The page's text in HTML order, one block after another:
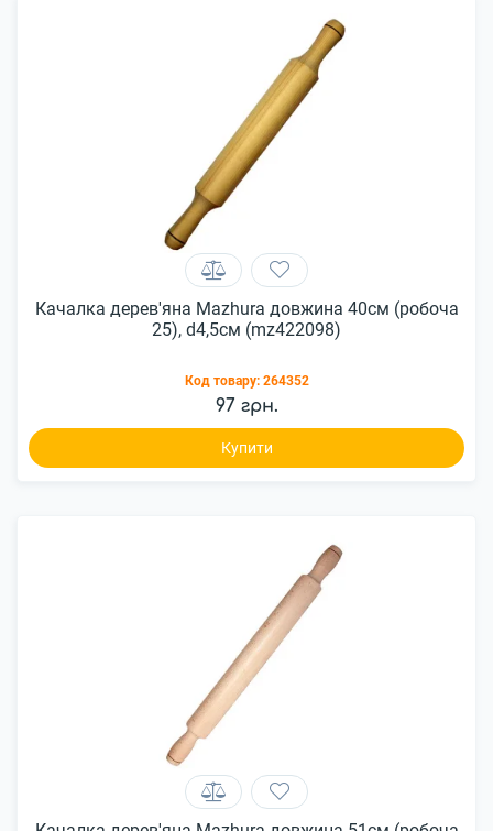
Качалка дерев'яна Mazhura довжина 40см (робоча
25), d4,5см (mz422098)
Код товару: 264352
97 грн.
Купити